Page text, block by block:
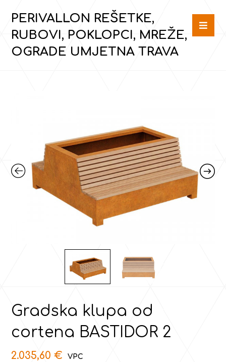
PERIVALLON REŠETKE,
RUBOVI, POKLOPCI, MREŽE,
OGRADE UMJETNA TRAVA
Gradska klupa od
cortena BASTIDOR 2
2.035,60€